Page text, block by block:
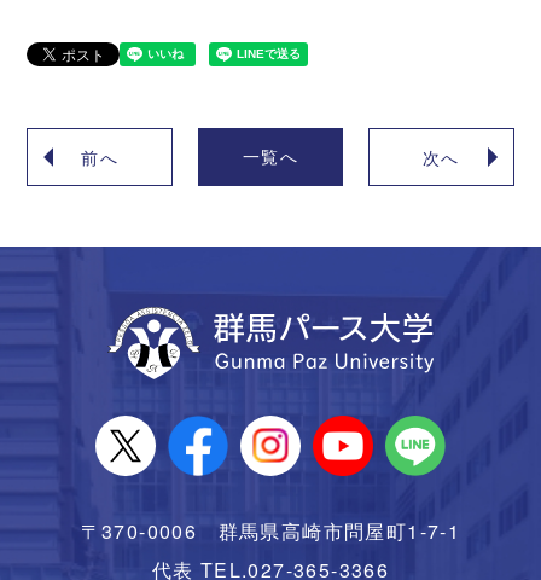
前へ 一覧へ 次へ
〒370-0006 群馬県高崎市問屋町1-7-1
代表 TEL.027-365-3366